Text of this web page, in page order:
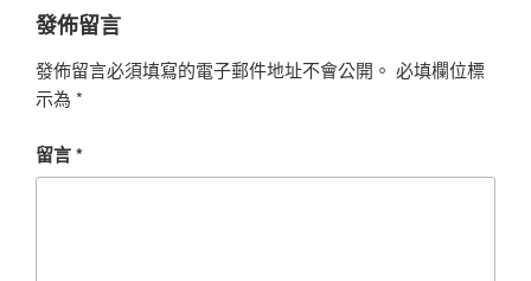
發佈留言
發佈留言必須填寫的電子郵件地址不會公開。 必填欄位標
示為 *
留言*